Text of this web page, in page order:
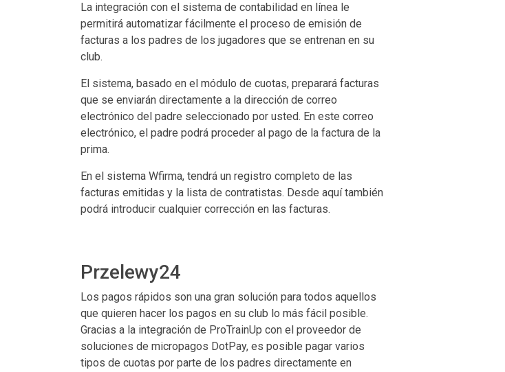
La integración con el sistema de contabilidad en línea le
permitirá automatizar fácilmente el proceso de emisión de
facturas a los padres de los jugadores que se entrenan en su
club.
El sistema, basado en el módulo de cuotas, preparará facturas
que se enviarán directamente a la dirección de correo
electrónico del padre seleccionado por usted. En este correo
electrónico, el padre podrá proceder al pago de la factura de la
prima.
En el sistema Wfirma, tendrá un registro completo de las
facturas emitidas y la lista de contratistas. Desde aquí también
podrá introducir cualquier corrección en las facturas.
Przelewy24
Los pagos rápidos son una gran solución para todos aquellos
que quieren hacer los pagos en su club lo más fácil posible.
Gracias a la integración de ProTrainUp con el proveedor de
soluciones de micropagos DotPay, es posible pagar varios
tipos de cuotas por parte de los padres directamente en